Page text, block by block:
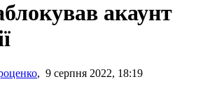
акаунт
, 9 серпня 2022, 18:19